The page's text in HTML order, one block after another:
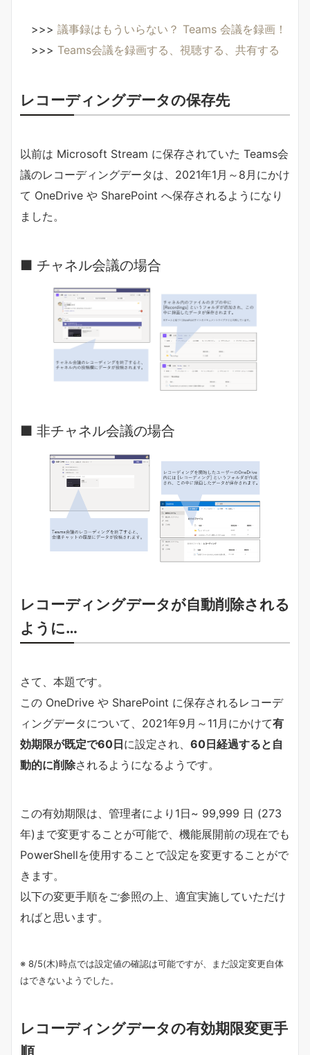
>>> 議事録はもういらない？ Teams 会議を録画！
>>> Teams会議を録画する、視聴する、共有する
レコーディングデータの保存先
以前は Microsoft Stream に保存されていた Teams会
議のレコーディングデータは、2021年1月～8月にかけ
て OneDrive や SharePoint へ保存されるようになり
ました。
■ チャネル会議の場合
■ 非チャネル会議の場合
レコーディングデータが自動削除される
ように…
さて、本題です。
この OneDrive や SharePoint に保存されるレコーデ
ィングデータについて、2021年9月～11月にかけて有
効期限が既定で60日に設定され、 60日経過すると自
動的に削除されるようになるようです。
この有効期限は、管理者により1日~ 99,999 日 (273
年)まで変更することが可能で、機能展開前の現在でも
PowerShellを使用することで設定を変更することがで
きます。
以下の変更手順をご参照の上、適宜実施していただけ
ればと思います。
※ 8/5(木)時点では設定値の確認は可能ですが、まだ設定変更自体
はできないようでした。
レコーディングデータの有効期限変更手
順